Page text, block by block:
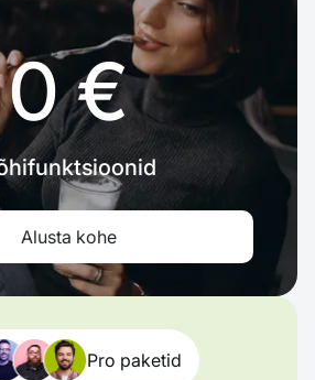
0 €
Alusta kohe
Pro paketid